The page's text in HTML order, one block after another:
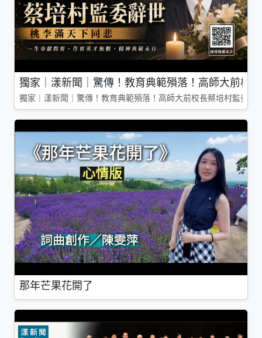
獨家｜漾新聞｜驚傳！教育典範殞落！高師大前校
獨家｜漾新聞｜驚傳！教育典範殞落！高師大前校長蔡培村監委
那年芒果花開了